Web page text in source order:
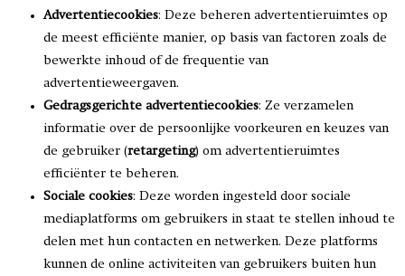
Advertentiecookies: Deze beheren advertentieruimtes op
de meest efficiënte manier, op basis van factoren zoals de
bewerkte inhoud of de frequentie van
advertentieweergaven.
Gedragsgerichte advertentiecookies: Ze verzamelen
informatie over de persoonlijke voorkeuren en keuzes van
de gebruiker (retargeting) om advertentieruimtes
efficiënter te beheren.
Sociale cookies: Deze worden ingesteld door sociale
mediaplatforms om gebruikers in staat te stellen inhoud te
delen met hun contacten en netwerken. Deze platforms
kunnen de online activiteiten van gebruikers buiten hun